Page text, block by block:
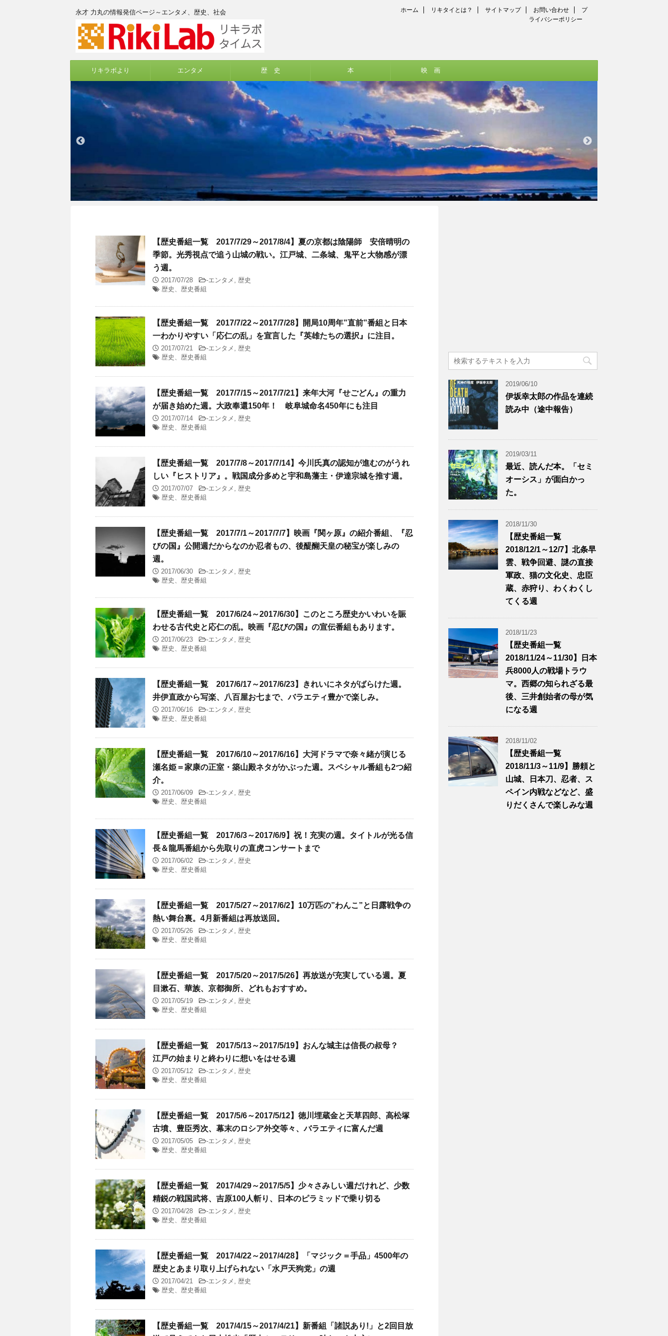
永才 力丸の情報発信ページ～エンタメ、歴史、社会 ホーム リキタイとは？ サイトマップ お問い合わせ
プ
ライバシーポリシー
リキラボより エンタメ 歴 史 本 映 画
【歴史番組一覧 2017/7/29～2017/8/4】夏の京都は陰陽師 安倍晴明の
季節。光秀視点で追う山城の戦い。江戸城、二条城、鬼平と大物感が漂
う週。
2017/07/28 -エンタメ , 歴史
歴史、歴史番組
【歴史番組一覧 2017/7/22～2017/7/28】開局10周年”直前”番組と日本
一わかりやすい「応仁の乱」を宣言した『英雄たちの選択』に注目。
2017/07/21 -エンタメ , 歴史
歴史、歴史番組
【歴史番組一覧 2017/7/15～2017/7/21】来年大河『せごどん』の重力
が届き始めた週。大政奉還150年！ 岐阜城命名450年にも注目
2017/07/14 -エンタメ , 歴史
歴史、歴史番組
【歴史番組一覧 2017/7/8～2017/7/14】今川氏真の認知が進むのがうれ
しい『ヒストリア』。戦国成分多めと宇和島藩主・伊達宗城を推す週。
2017/07/07 -エンタメ , 歴史
歴史、歴史番組
【歴史番組一覧 2017/7/1～2017/7/7】映画『関ヶ原』の紹介番組、『忍
びの国』公開週だからなのか忍者もの、後醍醐天皇の秘宝が楽しみの
週。
2017/06/30 -エンタメ , 歴史
歴史、歴史番組
【歴史番組一覧 2017/6/24～2017/6/30】このところ歴史かいわいを賑
わせる古代史と応仁の乱。映画『忍びの国』の宣伝番組もあります。
2017/06/23 -エンタメ , 歴史
歴史、歴史番組
【歴史番組一覧 2017/6/17～2017/6/23】きれいにネタがばらけた週。
井伊直政から写楽、八百屋お七まで、バラエティ豊かで楽しみ。
2017/06/16 -エンタメ , 歴史
歴史、歴史番組
【歴史番組一覧 2017/6/10～2017/6/16】大河ドラマで奈々緒が演じる
瀬名姫＝家康の正室・築山殿ネタがかぶった週。スペシャル番組も2つ紹
介。
2017/06/09 -エンタメ , 歴史
歴史、歴史番組
【歴史番組一覧 2017/6/3～2017/6/9】祝！充実の週。タイトルが光る信
長＆龍馬番組から先取りの直虎コンサートまで
2017/06/02 -エンタメ , 歴史
歴史、歴史番組
【歴史番組一覧 2017/5/27～2017/6/2】10万匹の”わんこ”と日露戦争の
熱い舞台裏。4月新番組は再放送回。
2017/05/26 -エンタメ , 歴史
歴史、歴史番組
【歴史番組一覧 2017/5/20～2017/5/26】再放送が充実している週。夏
目漱石、華族、京都御所、どれもおすすめ。
2017/05/19 -エンタメ , 歴史
歴史、歴史番組
【歴史番組一覧 2017/5/13～2017/5/19】おんな城主は信長の叔母？
江戸の始まりと終わりに想いをはせる週
2017/05/12 -エンタメ , 歴史
歴史、歴史番組
【歴史番組一覧 2017/5/6～2017/5/12】徳川埋蔵金と天草四郎、高松塚
古墳、豊臣秀次、幕末のロシア外交等々、バラエティに富んだ週
2017/05/05 -エンタメ , 歴史
歴史、歴史番組
【歴史番組一覧 2017/4/29～2017/5/5】少々さみしい週だけれど、少数
精鋭の戦国武将、吉原100人斬り、日本のピラミッドで乗り切る
2017/04/28 -エンタメ , 歴史
歴史、歴史番組
【歴史番組一覧 2017/4/22～2017/4/28】「マジック＝手品」4500年の
歴史とあまり取り上げられない「水戸天狗党」の週
2017/04/21 -エンタメ , 歴史
歴史、歴史番組
【歴史番組一覧 2017/4/15～2017/4/21】新番組「諸説あり!」と2回目放
2019/06/10
伊坂幸太郎の作品を連続
読み中（途中報告）
2019/03/11
最近、読んだ本。「セミ
オーシス」が面白かっ
た。
2018/11/30
【歴史番組一覧
2018/12/1～12/7】北条早
雲、戦争回避、謎の直接
軍政、猫の文化史、忠臣
蔵、赤狩り、わくわくし
てくる週
2018/11/23
【歴史番組一覧
2018/11/24～11/30】日本
兵8000人の戦場トラウ
マ。西郷の知られざる最
後、三井創始者の母が気
になる週
2018/11/02
【歴史番組一覧
2018/11/3～11/9】勝頼と
山城、日本刀、忍者、ス
ペイン内戦などなど、盛
りだくさんで楽しみな週